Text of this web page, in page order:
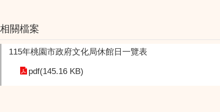
相關檔案
115年桃園市政府文化局休館日一覽表
pdf(145.16 KB)